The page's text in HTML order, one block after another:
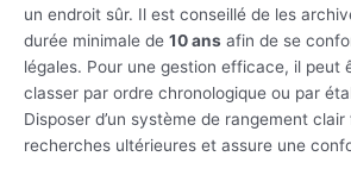
un endroit sûr. Il est conseillé de les
durée minimale de 10 ans afin de se
légales. Pour une gestion efficace, il peut
classer par ordre chronologique ou par
Disposer d’un système de rangement
recherches ultérieures et assure une